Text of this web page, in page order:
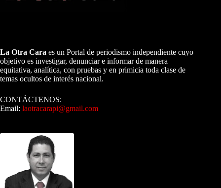
La Otra Cara es un Portal de periodismo independiente cuyo
objetivo es investigar, denunciar e informar de manera
equitativa, analítica, con pruebas y en primicia toda clase de
temas ocultos de interés nacional.
CONTÁCTENOS:
Email: laotracarapi@gmail.com